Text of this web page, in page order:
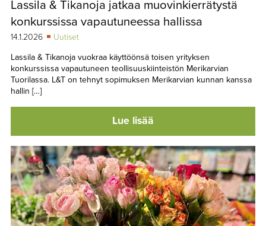
TAPAHTUMAT
YHTEYSTIEDOT
Lassila & Tikanoja jatkaa muovinkierrätystä
konkurssissa vapautuneessa hallissa
14.1.2026
Uutiset
Lassila & Tikanoja vuokraa käyttöönsä toisen yrityksen
konkurssissa vapautuneen teollisuuskiinteistön Merikarvian
Tuorilassa. L&T on tehnyt sopimuksen Merikarvian kunnan kanssa
hallin […]
Lue lisää